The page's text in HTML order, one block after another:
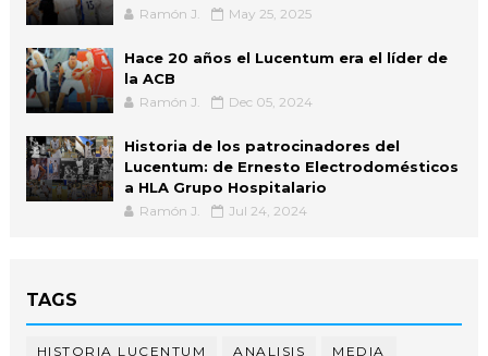
Ramón J. May 25, 2025
Hace 20 años el Lucentum era el líder de
la ACB
Ramón J. Dec 05, 2024
Historia de los patrocinadores del
Lucentum: de Ernesto Electrodomésticos
a HLA Grupo Hospitalario
Ramón J. Jul 24, 2024
TAGS
HISTORIA LUCENTUM ANALISIS MEDIA